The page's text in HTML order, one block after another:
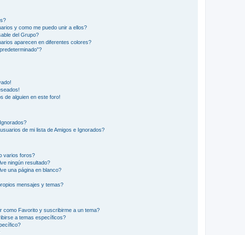
y como me puedo unir a ellos?
del Grupo?
aparecen en diferentes colores?
de alguien en este foro!
de mi lista de Amigos e Ignorados?
varios foros?
ningún resultado?
una página en blanco?
mensajes y temas?
como Favorito y suscribirme a un tema?
a temas específicos?